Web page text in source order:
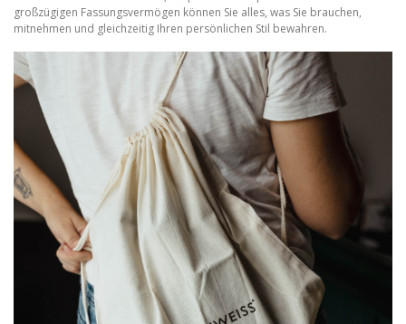
großzügigen Fassungsvermögen können Sie alles, was Sie brauchen,
mitnehmen und gleichzeitig Ihren persönlichen Stil bewahren.